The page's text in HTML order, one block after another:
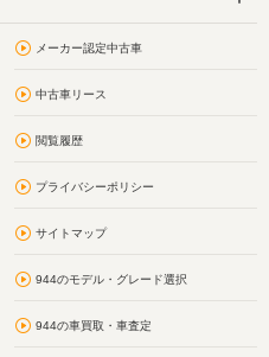
メーカー認定中古車
中古車リース
閲覧履歴
プライバシーポリシー
サイトマップ
944のモデル・グレード選択
944の車買取・車査定